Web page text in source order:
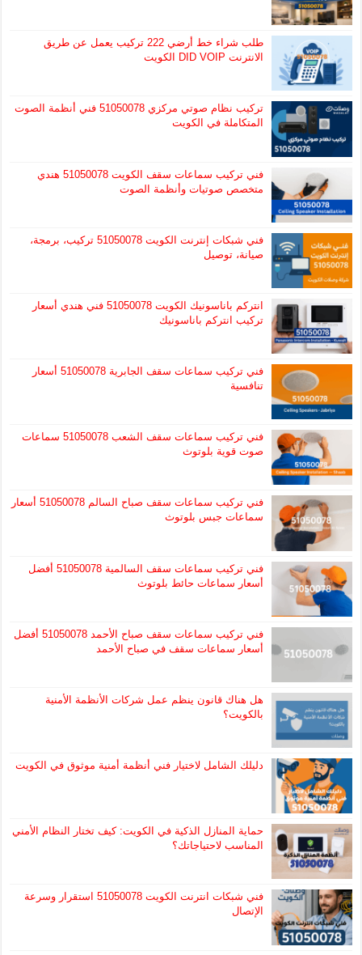
طلب شراء خط أرضي 222 تركيب يعمل عن طريق
الانترنت DID VOIP الكويت
تركيب نظام صوتي مركزي 51050078 فني أنظمة الصوت
المتكاملة في الكويت
فني تركيب سماعات سقف الكويت 51050078 هندي
متخصص صوتيات وأنظمة الصوت
فني شبكات إنترنت الكويت 51050078 تركيب، برمجة،
صيانة، توصيل
انتركم باناسونيك الكويت 51050078 فني هندي أسعار
تركيب انتركم باناسونيك
فني تركيب سماعات سقف الجابرية 51050078 أسعار
تنافسية
فني تركيب سماعات سقف الشعب 51050078 سماعات
صوت قوية بلوتوث
فني تركيب سماعات سقف صباح السالم 51050078 أسعار
سماعات جبس بلوتوث
فني تركيب سماعات سقف السالمية 51050078 أفضل
أسعار سماعات حائط بلوتوث
فني تركيب سماعات سقف صباح الأحمد 51050078 أفضل
أسعار سماعات سقف في صباح الأحمد
هل هناك قانون ينظم عمل شركات الأنظمة الأمنية
بالكويت؟
دليلك الشامل لاختيار فني أنظمة أمنية موثوق في الكويت
حماية المنازل الذكية في الكويت: كيف تختار النظام الأمني
المناسب لاحتياجاتك؟
فني شبكات انترنت الكويت 51050078 استقرار وسرعة
الإتصال